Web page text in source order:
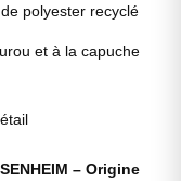
polyester recyclé
et à la capuche
– Origine